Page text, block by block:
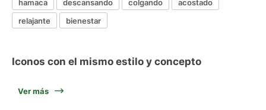
hamaca descansando colgando
acostado
relajante
bienestar
Iconos con el mismo estilo y concepto
Ver más